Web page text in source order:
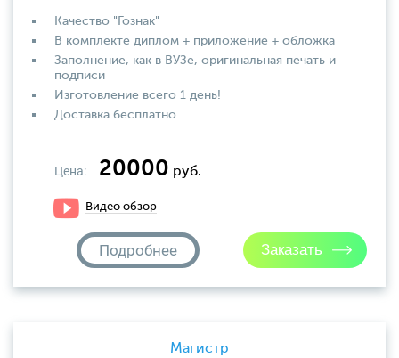
Качество "Гознак"
В комплекте диплом + приложение + обложка
Заполнение, как в ВУЗе, оригинальная печать и
подписи
Изготовление всего 1 день!
Доставка бесплатно
Цена: 20000 руб.
Видео обзор
Подробнее
Магистр